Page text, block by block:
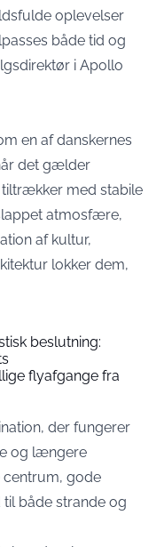
oplevelser
både tid og
i Apollo
en af danskernes
det gælder
med stabile
atmosfære,
af kultur,
lokker dem,
beslutning:
flyafgange fra
der fungerer
og længere
centrum, gode
både strande og